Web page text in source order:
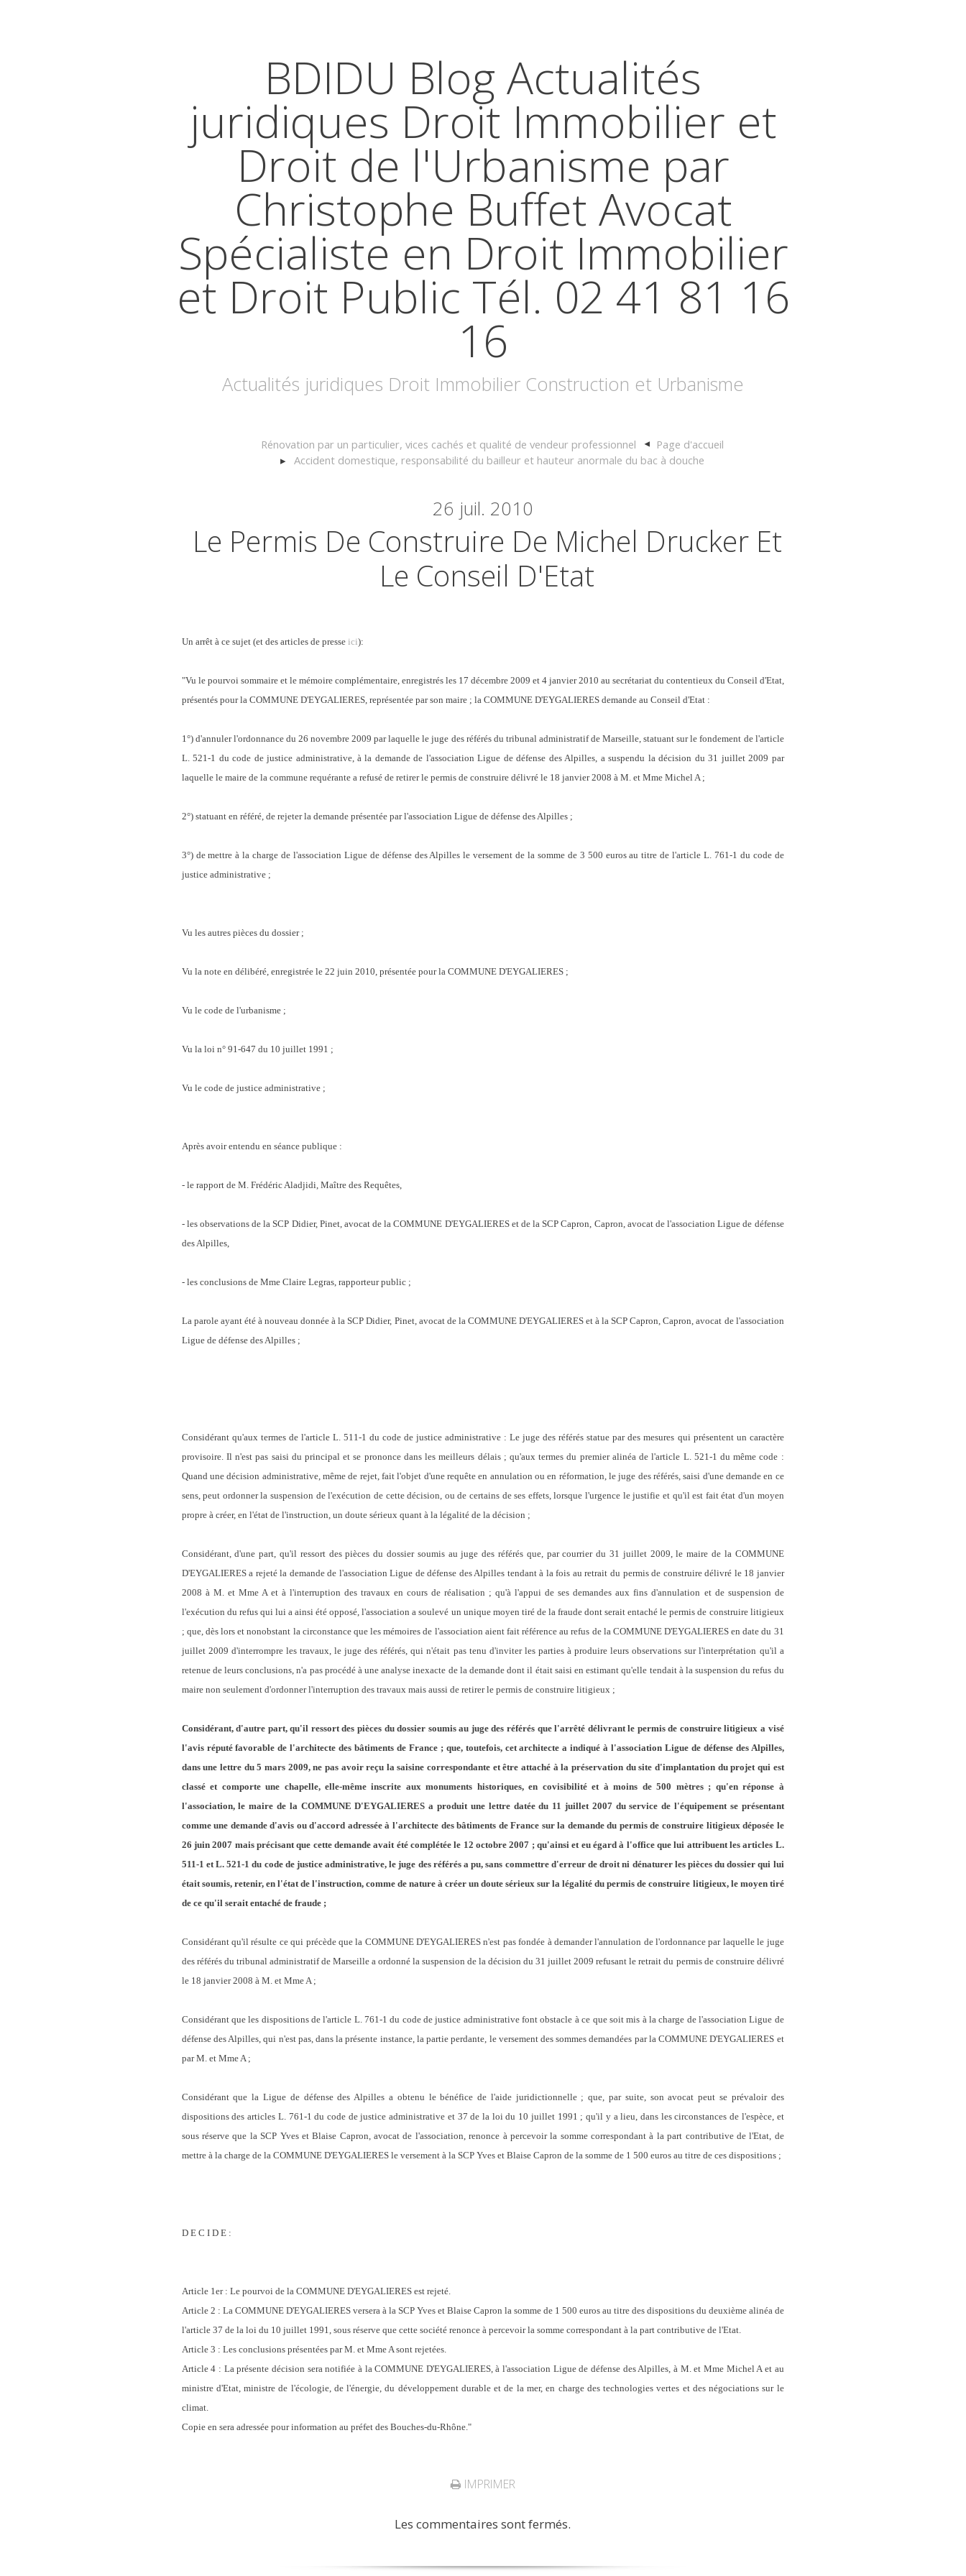
BDIDU Blog Actualités
juridiques Droit Immobilier et
Droit de l'Urbanisme par
Christophe Buffet Avocat
Spécialiste en Droit Immobilier
et Droit Public Tél. 02 41 81 16
16
Actualités juridiques Droit Immobilier Construction et Urbanisme
Rénovation par un particulier, vices cachés et qualité de vendeur professionnel
Page d'accueil
Accident domestique, responsabilité du bailleur et hauteur anormale du bac à douche
26 juil. 2010
Le Permis De Construire De Michel Drucker Et
Le Conseil D'Etat
Un arrêt à ce sujet (et des articles de presse ici):
"Vu le pourvoi sommaire et le mémoire complémentaire, enregistrés les 17 décembre 2009 et 4 janvier 2010 au secrétariat du contentieux du Conseil d'Etat,
présentés pour la COMMUNE D'EYGALIERES, représentée par son maire ; la COMMUNE D'EYGALIERES demande au Conseil d'Etat :
1°) d'annuler l'ordonnance du 26 novembre 2009 par laquelle le juge des référés du tribunal administratif de Marseille, statuant sur le fondement de l'article
L. 521-1 du code de justice administrative, à la demande de l'association Ligue de défense des Alpilles, a suspendu la décision du 31 juillet 2009 par
laquelle le maire de la commune requérante a refusé de retirer le permis de construire délivré le 18 janvier 2008 à M. et Mme Michel A ;
2°) statuant en référé, de rejeter la demande présentée par l'association Ligue de défense des Alpilles ;
3°) de mettre à la charge de l'association Ligue de défense des Alpilles le versement de la somme de 3 500 euros au titre de l'article L. 761-1 du code de
justice administrative ;
Vu les autres pièces du dossier ;
Vu la note en délibéré, enregistrée le 22 juin 2010, présentée pour la COMMUNE D'EYGALIERES ;
Vu le code de l'urbanisme ;
Vu la loi n° 91-647 du 10 juillet 1991 ;
Vu le code de justice administrative ;
Après avoir entendu en séance publique :
- le rapport de M. Frédéric Aladjidi, Maître des Requêtes,
- les observations de la SCP Didier, Pinet, avocat de la COMMUNE D'EYGALIERES et de la SCP Capron, Capron, avocat de l'association Ligue de défense
des Alpilles,
- les conclusions de Mme Claire Legras, rapporteur public ;
La parole ayant été à nouveau donnée à la SCP Didier, Pinet, avocat de la COMMUNE D'EYGALIERES et à la SCP Capron, Capron, avocat de l'association
Ligue de défense des Alpilles ;
Considérant qu'aux termes de l'article L. 511-1 du code de justice administrative : Le juge des référés statue par des mesures qui présentent un caractère
provisoire. Il n'est pas saisi du principal et se prononce dans les meilleurs délais ; qu'aux termes du premier alinéa de l'article L. 521-1 du même code :
Quand une décision administrative, même de rejet, fait l'objet d'une requête en annulation ou en réformation, le juge des référés, saisi d'une demande en ce
sens, peut ordonner la suspension de l'exécution de cette décision, ou de certains de ses effets, lorsque l'urgence le justifie et qu'il est fait état d'un moyen
propre à créer, en l'état de l'instruction, un doute sérieux quant à la légalité de la décision ;
Considérant, d'une part, qu'il ressort des pièces du dossier soumis au juge des référés que, par courrier du 31 juillet 2009, le maire de la COMMUNE
D'EYGALIERES a rejeté la demande de l'association Ligue de défense des Alpilles tendant à la fois au retrait du permis de construire délivré le 18 janvier
2008 à M. et Mme A et à l'interruption des travaux en cours de réalisation ; qu'à l'appui de ses demandes aux fins d'annulation et de suspension de
l'exécution du refus qui lui a ainsi été opposé, l'association a soulevé un unique moyen tiré de la fraude dont serait entaché le permis de construire litigieux
; que, dès lors et nonobstant la circonstance que les mémoires de l'association aient fait référence au refus de la COMMUNE D'EYGALIERES en date du 31
juillet 2009 d'interrompre les travaux, le juge des référés, qui n'était pas tenu d'inviter les parties à produire leurs observations sur l'interprétation qu'il a
retenue de leurs conclusions, n'a pas procédé à une analyse inexacte de la demande dont il était saisi en estimant qu'elle tendait à la suspension du refus du
maire non seulement d'ordonner l'interruption des travaux mais aussi de retirer le permis de construire litigieux ;
Considérant, d'autre part, qu'il ressort des pièces du dossier soumis au juge des référés que l'arrêté délivrant le permis de construire litigieux a visé
l'avis réputé favorable de l'architecte des bâtiments de France ; que, toutefois, cet architecte a indiqué à l'association Ligue de défense des Alpilles,
dans une lettre du 5 mars 2009, ne pas avoir reçu la saisine correspondante et être attaché à la préservation du site d'implantation du projet qui est
classé et comporte une chapelle, elle-même inscrite aux monuments historiques, en covisibilité et à moins de 500 mètres ; qu'en réponse à
l'association, le maire de la COMMUNE D'EYGALIERES a produit une lettre datée du 11 juillet 2007 du service de l'équipement se présentant
comme une demande d'avis ou d'accord adressée à l'architecte des bâtiments de France sur la demande du permis de construire litigieux déposée le
26 juin 2007 mais précisant que cette demande avait été complétée le 12 octobre 2007 ; qu'ainsi et eu égard à l'office que lui attribuent les articles L.
511-1 et L. 521-1 du code de justice administrative, le juge des référés a pu, sans commettre d'erreur de droit ni dénaturer les pièces du dossier qui lui
était soumis, retenir, en l'état de l'instruction, comme de nature à créer un doute sérieux sur la légalité du permis de construire litigieux, le moyen tiré
de ce qu'il serait entaché de fraude ;
Considérant qu'il résulte ce qui précède que la COMMUNE D'EYGALIERES n'est pas fondée à demander l'annulation de l'ordonnance par laquelle le juge
des référés du tribunal administratif de Marseille a ordonné la suspension de la décision du 31 juillet 2009 refusant le retrait du permis de construire délivré
le 18 janvier 2008 à M. et Mme A ;
Considérant que les dispositions de l'article L. 761-1 du code de justice administrative font obstacle à ce que soit mis à la charge de l'association Ligue de
défense des Alpilles, qui n'est pas, dans la présente instance, la partie perdante, le versement des sommes demandées par la COMMUNE D'EYGALIERES et
par M. et Mme A ;
Considérant que la Ligue de défense des Alpilles a obtenu le bénéfice de l'aide juridictionnelle ; que, par suite, son avocat peut se prévaloir des
dispositions des articles L. 761-1 du code de justice administrative et 37 de la loi du 10 juillet 1991 ; qu'il y a lieu, dans les circonstances de l'espèce, et
sous réserve que la SCP Yves et Blaise Capron, avocat de l'association, renonce à percevoir la somme correspondant à la part contributive de l'Etat, de
mettre à la charge de la COMMUNE D'EYGALIERES le versement à la SCP Yves et Blaise Capron de la somme de 1 500 euros au titre de ces dispositions ;
D E C I D E :
Article 1er : Le pourvoi de la COMMUNE D'EYGALIERES est rejeté.
Article 2 : La COMMUNE D'EYGALIERES versera à la SCP Yves et Blaise Capron la somme de 1 500 euros au titre des dispositions du deuxième alinéa de
l'article 37 de la loi du 10 juillet 1991, sous réserve que cette société renonce à percevoir la somme correspondant à la part contributive de l'Etat.
Article 3 : Les conclusions présentées par M. et Mme A sont rejetées.
Article 4 : La présente décision sera notifiée à la COMMUNE D'EYGALIERES, à l'association Ligue de défense des Alpilles, à M. et Mme Michel A et au
ministre d'Etat, ministre de l'écologie, de l'énergie, du développement durable et de la mer, en charge des technologies vertes et des négociations sur le
climat.
Copie en sera adressée pour information au préfet des Bouches-du-Rhône."
IMPRIMER
Les commentaires sont fermés.